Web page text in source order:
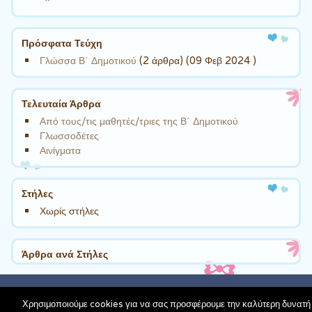
Πρόσφατα Τεύχη
Γλώσσα Β΄ Δημοτικού (2 άρθρα) (09 Φεβ 2024 )
Τελευταία Άρθρα
Από τους/τις μαθητές/τριες της Β΄ Δημοτικού
Γλωσσοδέτες
Αινίγματα
Στήλες
Χωρίς στήλες
Άρθρα ανά Στήλες
Χρησιμοποιούμε cookies για να σας προσφέρουμε την καλύτερη δυνατή